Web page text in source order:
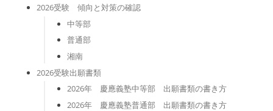
2026受験 傾向と対策の確認
中等部
普通部
湘南
2026受験出願書類
2026年 慶應義塾中等部 出願書類の書き方
2026年 慶應義塾普通部 出願書類の書き方